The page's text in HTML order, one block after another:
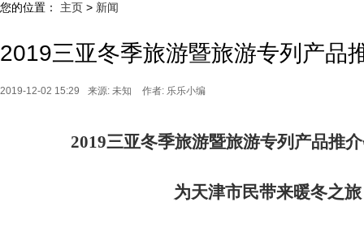
您的位置： 主页 > 新闻
2019三亚冬季旅游暨旅游专列产品
2019-12-02 15:29 来源: 未知 作者: 乐乐小编
2019三亚冬季旅游暨旅游专列产品推
为天津市民带来暖冬之旅